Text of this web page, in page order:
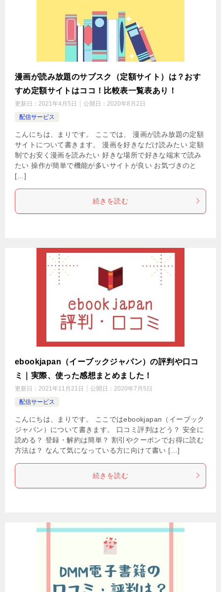
漫画が読み放題のサブスク（定額サイト）は？おす
すめ定額サイトはココ！比較表一覧表あり！
更新日： 2021年4月5日 公開日： 2020年8月2日
配信サービス
こんにちは、まりです。 ここでは、 漫画が読み放題の定額
サイトについて書きます。 漫画を好きなだけ読みたい 定額
制でお安く漫画を読みたい 好きな場所で好きな端末で読み
たい 操作が簡単で機能が多いサイトが良い お気づきのと
[…]
続きを読む
ebookjapan（イーブックジャパン）の評判や口コ
ミ｜実際、使った感想まとめました！
更新日： 2021年11月21日 公開日： 2020年7月5日
配信サービス
こんにちは、まりです。 ここではebookjapan（イーブック
ジャパン）について書きます。 口コミ評判はどう？ 安全に
読める？ 登録・解約は簡単？ 割引やクーポンでお得に読む
方法は？ なんて気になっている方に向けて書い […]
続きを読む